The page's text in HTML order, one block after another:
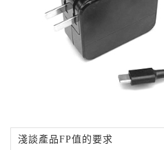
淺談產品FP值的要求